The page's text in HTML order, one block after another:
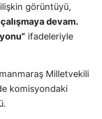
ilişkin görüntüyü,
devam.
ifadeleriyle
Milletvekili
komisyondaki